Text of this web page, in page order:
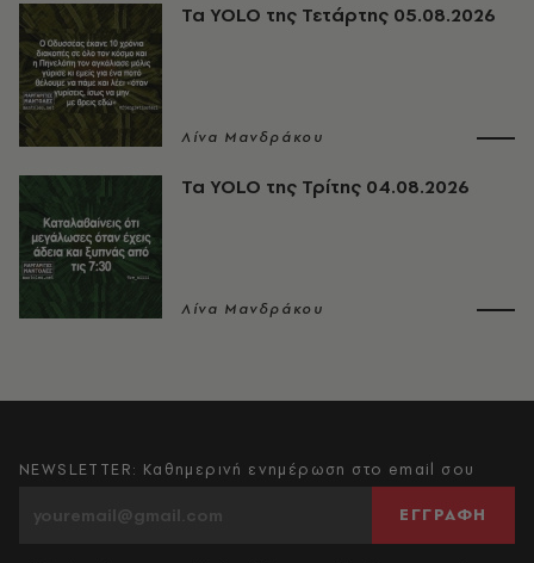
Τα YOLO της Τετάρτης 05.08.2026
Λίνα Μανδράκου
Τα YOLO της Τρίτης 04.08.2026
Λίνα Μανδράκου
NEWSLETTER: Καθημερινή ενημέρωση στο email σου
ΕΓΓΡΑΦΗ